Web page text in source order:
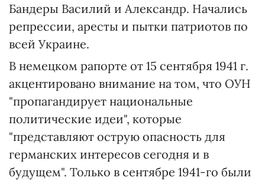
Бандеры Василий и Александр. Начались
репрессии, аресты и пытки патриотов по
всей Украине.
В немецком рапорте от 15 сентября 1941 г.
акцентировано внимание на том, что ОУН
"пропагандирует национальные
политические идеи", которые
"представляют острую опасность для
германских интересов сегодня и в
будущем". Только в сентябре 1941-го были